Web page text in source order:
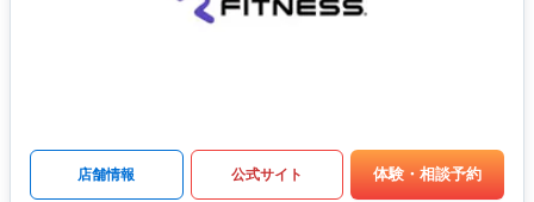
店舗情報 公式サイト 体験・相談予約